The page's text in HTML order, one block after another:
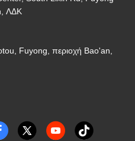
ΛΔΚ
Fuyong, περιοχή Bao'an,